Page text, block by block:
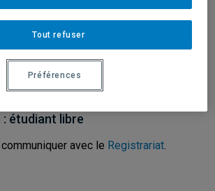
avec les responsables
pour votre choix de cours,
etc. Les coordonnées se trouvent
étudiant libre
avec le Registrariat.
Tout refuser
Préférences